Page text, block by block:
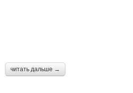
читать дальше →